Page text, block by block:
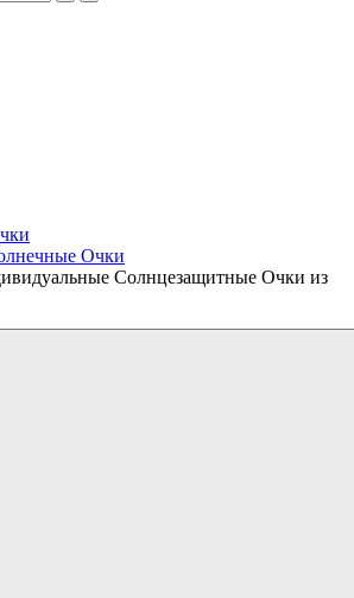
Очки
Солнцезащитные Очки из